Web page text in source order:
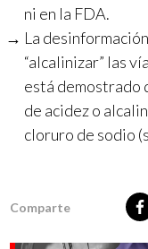
ni en la FDA.
La
“alcalinizar” las
está demostrado
de acidez o
cloruro de sodio
Comparte